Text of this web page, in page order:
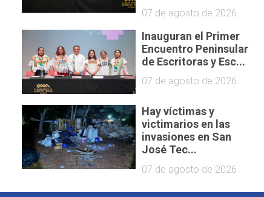
07 de agosto de 2026
Inauguran el Primer
Encuentro Peninsular
de Escritoras y Esc...
07 de agosto de 2026
Hay víctimas y
victimarios en las
invasiones en San
José Tec...
07 de agosto de 2026